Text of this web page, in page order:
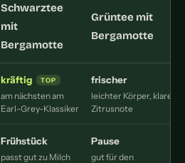
Schwarztee
mit
Bergamotte
Grüntee mit
Bergamotte
kräftig
am nächsten am
Earl-Grey-Klassiker
frischer
leichter Körper, klare
Zitrusnote
Frühstück
passt gut zu Milch
Pause
gut für den